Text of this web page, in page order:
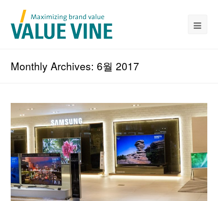
Monthly Archives: 6월 2017